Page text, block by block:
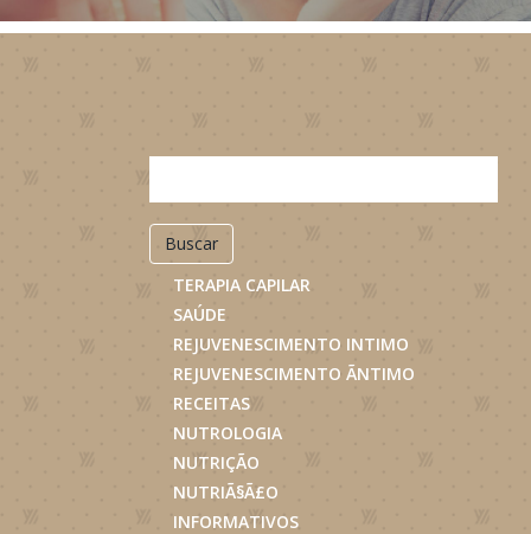
Buscar
TERAPIA CAPILAR
SAÚDE
REJUVENESCIMENTO INTIMO
REJUVENESCIMENTO ÃNTIMO
RECEITAS
NUTROLOGIA
NUTRIÇÃO
NUTRIÃ§Ã£O
INFORMATIVOS